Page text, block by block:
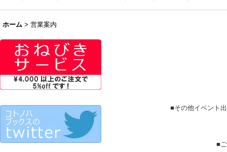
ホーム > 営業案内
■その他イベント
■